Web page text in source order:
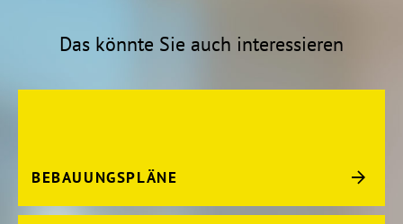
Das könnte Sie auch interessieren
BEBAUUNGSPLÄNE